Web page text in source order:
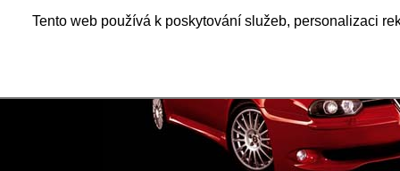
Tento web používá k poskytování služeb, personalizaci
Alfa